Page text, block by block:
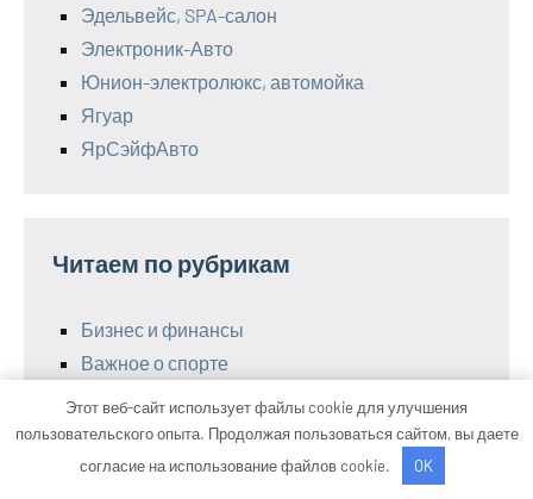
Эдельвейс, SPA-салон
Электроник-Авто
Юнион-электролюкс, автомойка
Ягуар
ЯрСэйфАвто
Читаем по рубрикам
Бизнес и финансы
Важное о спорте
О питании
Полезные советы
Следим за здоровьем
Этот веб-сайт использует файлы cookie для улучшения
пользовательского опыта. Продолжая пользоваться сайтом, вы даете
согласие на использование файлов cookie.
OK